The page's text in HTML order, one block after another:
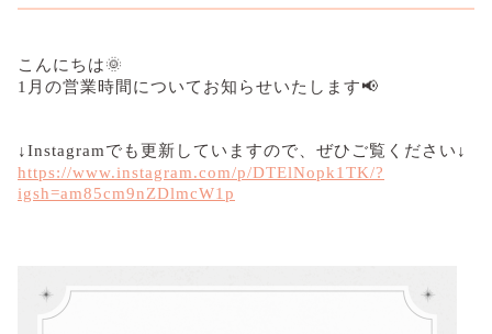
こんにちは🌞
1月の営業時間についてお知らせいたします📢
↓Instagramでも更新していますので、ぜひご覧ください↓
https://www.instagram.com/p/DTElNopk1TK/?
igsh=am85cm9nZDlmcW1p